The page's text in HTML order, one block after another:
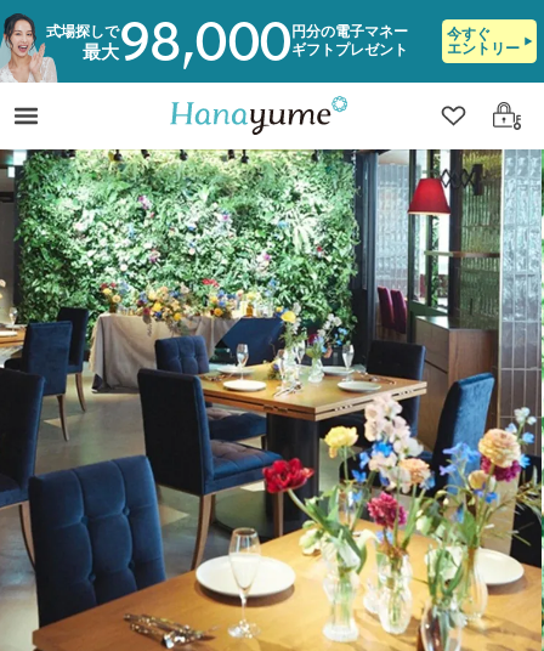
式場探しで
最大98,000 円分の電子マネー
ギフトプレゼント
今すぐ
エントリー
クリップ
ログ